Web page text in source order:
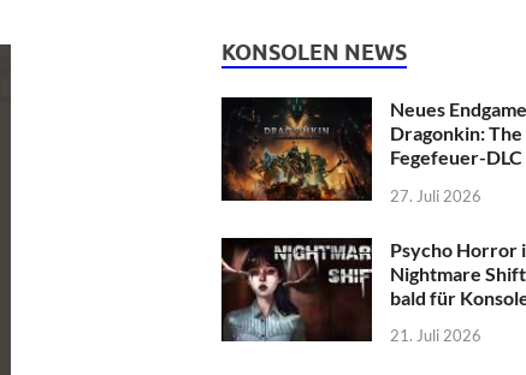
KONSOLEN NEWS
Neues
Dragonkin: The
Fegefeuer-DLC
27. Juli 2026
Psycho Horror
Nightmare
bald für
21. Juli 2026